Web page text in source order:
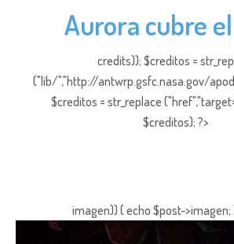
Aurora cubre
credits)); $creditos =
("lib/","http://antwrp.gsfc.nasa.gov/
$creditos = str_replace
$creditos); ?>
imagen)) { echo $post->imagen;